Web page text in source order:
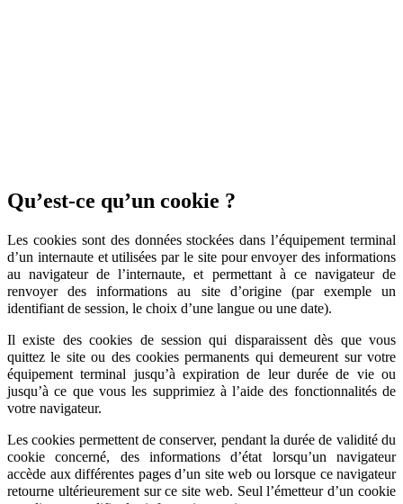
Qu’est-ce qu’un cookie ?
Les cookies sont des données stockées dans l’équipement terminal
d’un internaute et utilisées par le site pour envoyer des informations
au navigateur de l’internaute, et permettant à ce navigateur de
renvoyer des informations au site d’origine (par exemple un
identifiant de session, le choix d’une langue ou une date).
Il existe des cookies de session qui disparaissent dès que vous
quittez le site ou des cookies permanents qui demeurent sur votre
équipement terminal jusqu’à expiration de leur durée de vie ou
jusqu’à ce que vous les supprimiez à l’aide des fonctionnalités de
votre navigateur.
Les cookies permettent de conserver, pendant la durée de validité du
cookie concerné, des informations d’état lorsqu’un navigateur
accède aux différentes pages d’un site web ou lorsque ce navigateur
retourne ultérieurement sur ce site web. Seul l’émetteur d’un cookie